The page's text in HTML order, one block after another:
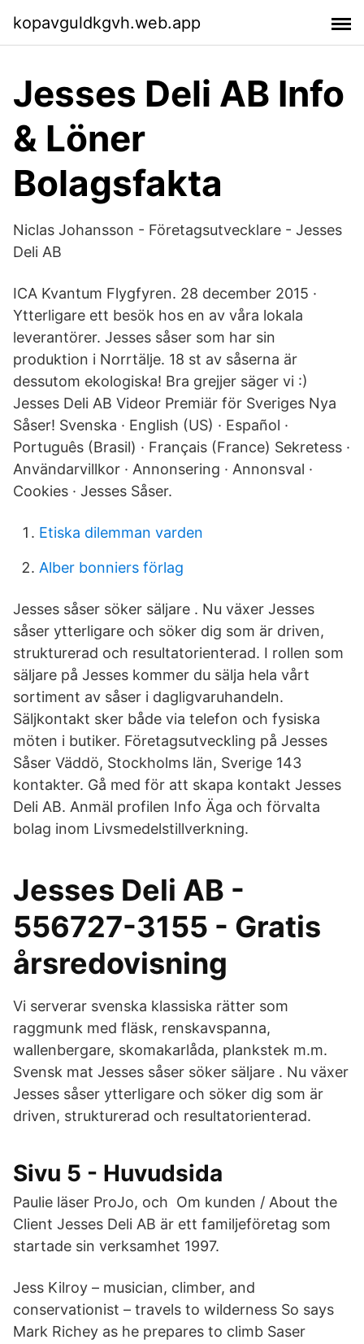
kopavguldkgvh.web.app
Jesses Deli AB Info
& Löner
Bolagsfakta
Niclas Johansson - Företagsutvecklare - Jesses
Deli AB
ICA Kvantum Flygfyren. 28 december 2015 ·
Ytterligare ett besök hos en av våra lokala
leverantörer. Jesses såser som har sin
produktion i Norrtälje. 18 st av såserna är
dessutom ekologiska! Bra grejjer säger vi :)
Jesses Deli AB Videor Premiär för Sveriges Nya
Såser! Svenska · English (US) · Español ·
Português (Brasil) · Français (France) Sekretess ·
Användarvillkor · Annonsering · Annonsval ·
Cookies · Jesses Såser.
Etiska dilemman varden
Alber bonniers förlag
Jesses såser söker säljare . Nu växer Jesses
såser ytterligare och söker dig som är driven,
strukturerad och resultatorienterad. I rollen som
säljare på Jesses kommer du sälja hela vårt
sortiment av såser i dagligvaruhandeln.
Säljkontakt sker både via telefon och fysiska
möten i butiker. Företagsutveckling på Jesses
Såser Väddö, Stockholms län, Sverige 143
kontakter. Gå med för att skapa kontakt Jesses
Deli AB. Anmäl profilen Info Äga och förvalta
bolag inom Livsmedelstillverkning.
Jesses Deli AB -
556727-3155 - Gratis
årsredovisning
Vi serverar svenska klassiska rätter som
raggmunk med fläsk, renskavspanna,
wallenbergare, skomakarlåda, plankstek m.m.
Svensk mat Jesses såser söker säljare . Nu växer
Jesses såser ytterligare och söker dig som är
driven, strukturerad och resultatorienterad.
Sivu 5 - Huvudsida
Paulie läser ProJo, och Om kunden / About the
Client Jesses Deli AB är ett familjeföretag som
startade sin verksamhet 1997.
Jess Kilroy – musician, climber, and
conservationist – travels to wilderness So says
Mark Richey as he prepares to climb Saser